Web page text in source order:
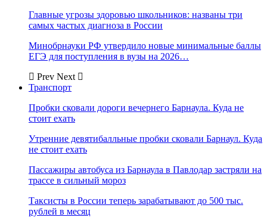
Главные угрозы здоровью школьников: названы три
самых частых диагноза в России
Минобрнауки РФ утвердило новые минимальные баллы
ЕГЭ для поступления в вузы на 2026…
Prev Next
Транспорт
Пробки сковали дороги вечернего Барнаула. Куда не
стоит ехать
Утренние девятибалльные пробки сковали Барнаул. Куда
не стоит ехать
Пассажиры автобуса из Барнаула в Павлодар застряли на
трассе в сильный мороз
Таксисты в России теперь зарабатывают до 500 тыс.
рублей в месяц